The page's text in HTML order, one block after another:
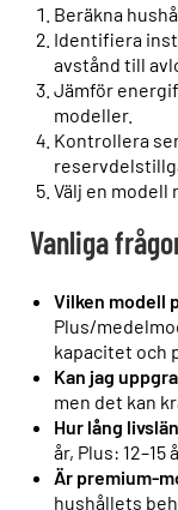
Beräkna
Identifiera
avstånd till
Jämför
modeller.
Kontrollera
Välj en modell
Vanliga
Vilken modell
Plus/
kapacitet och
Kan jag
men det kan
Hur lång
år, Plus: 12–15
Är premium-
hushållets